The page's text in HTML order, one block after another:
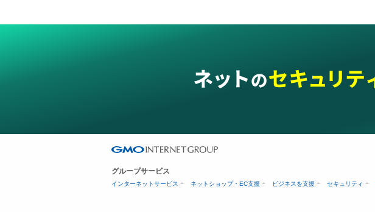
グループサービス
インターネットサービス ネットショップ・EC支援 ビジネスを支援 セキュリティ